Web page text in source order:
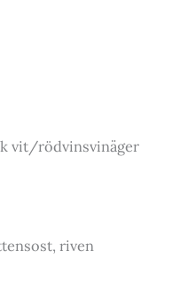
vit/rödvinsvinäger
riven